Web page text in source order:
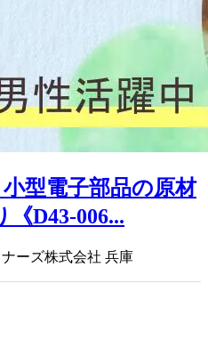
小型電子部品の原材
D43-006...
ーズ株式会社 兵庫